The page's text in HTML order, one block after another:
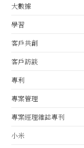
大數據
學習
客戶共創
客戶訪談
專利
專案管理
專案經理雜誌專刊
小米